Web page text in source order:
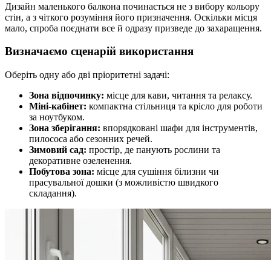
Дизайн маленького балкона починається не з вибору кольору
стін, а з чіткого розуміння його призначення. Оскільки місця
мало, спроба поєднати все й одразу призведе до захаращення.
Визначаємо сценарій використання
Оберіть одну або дві пріоритетні задачі:
Зона відпочинку: місце для кави, читання та релаксу.
Міні-кабінет: компактна стільниця та крісло для роботи
за ноутбуком.
Зона зберігання: впорядковані шафи для інструментів,
пилососа або сезонних речей.
Зимовий сад: простір, де панують рослини та
декоративне озеленення.
Побутова зона: місце для сушіння білизни чи
прасувальної дошки (з можливістю швидкого
складання).